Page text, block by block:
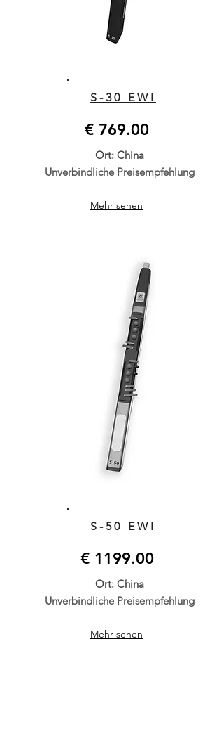
S-30 EWI
€ 769.00
Ort: China
Unverbindliche Preisempfehlung
Mehr sehen
S-50 EWI
€ 1199.00
Ort: China
Unverbindliche Preisempfehlung
Mehr sehen